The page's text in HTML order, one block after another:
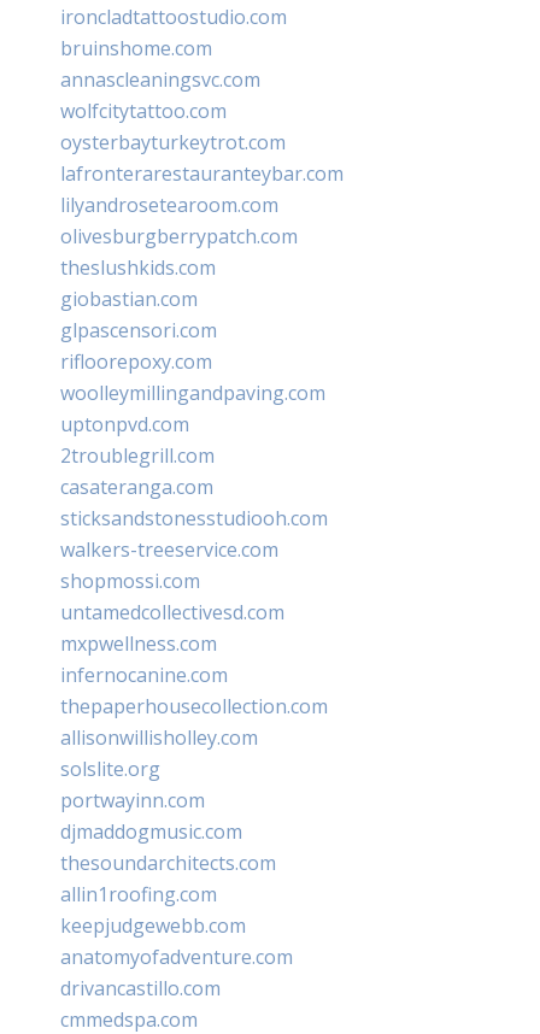
ironcladtattoostudio.com
bruinshome.com
annascleaningsvc.com
wolfcitytattoo.com
oysterbayturkeytrot.com
lafronterarestauranteybar.com
lilyandrosetearoom.com
olivesburgberrypatch.com
theslushkids.com
giobastian.com
glpascensori.com
rifloorepoxy.com
woolleymillingandpaving.com
uptonpvd.com
2troublegrill.com
casateranga.com
sticksandstonesstudiooh.com
walkers-treeservice.com
shopmossi.com
untamedcollectivesd.com
mxpwellness.com
infernocanine.com
thepaperhousecollection.com
allisonwillisholley.com
solslite.org
portwayinn.com
djmaddogmusic.com
thesoundarchitects.com
allin1roofing.com
keepjudgewebb.com
anatomyofadventure.com
drivancastillo.com
cmmedspa.com